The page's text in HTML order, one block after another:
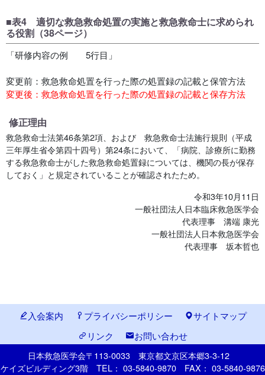
■表4 適切な救急救命処置の実施と救急救命士に求められ
る役割（38ページ）
「研修内容の例 5行目」
変更前：救急救命処置を行った際の処置録の記載と保管方法
変更後：救急救命処置を行った際の処置録の記載と保存方法
修正理由
救急救命士法第46条第2項、および 救急救命士法施行規則（平成
三年厚生省令第四十四号）第24条において、「病院、診療所に勤務
する救急救命士がした救急救命処置録については、機関の長が保存
しておく」と規定されていることが確認されたため。
令和3年10月11日
一般社団法人日本臨床救急医学会
代表理事 溝端 康光
一般社団法人日本救急医学会
代表理事 坂本哲也
入会案内 プライバシーポリシー
サイトマップ
リンク
お問い合わせ
日本救急医学会〒113-0033 東京都文京区本郷3-3-12
ケイズビルディング3階 TEL： 03-5840-9870 FAX： 03-5840-9876